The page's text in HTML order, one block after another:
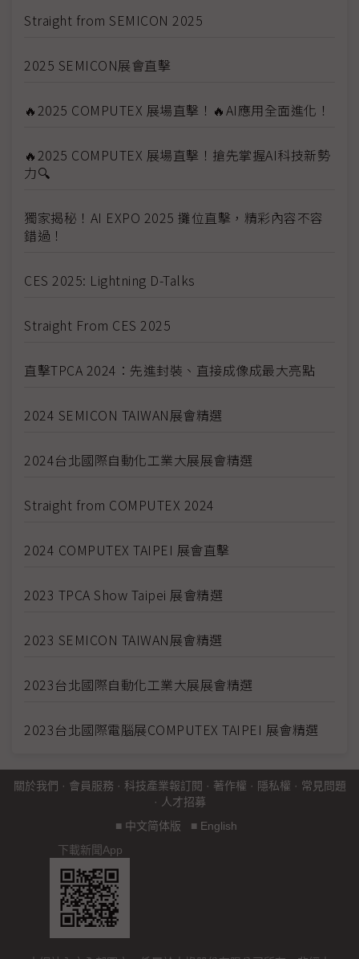
Straight from SEMICON 2025
2025 SEMICON展會直擊
🔥2025 COMPUTEX 展場直擊！🔥AI應用全面進化！
🔥2025 COMPUTEX 展場直擊！搶先掌握AI科技新勢
力🔍
獨家揭秘！AI EXPO 2025 攤位直擊，精彩內容不容
錯過！
CES 2025: Lightning D-Talks
Straight From CES 2025
直擊TPCA 2024：先進封裝、直接成像成最大亮點
2024 SEMICON TAIWAN展會精選
2024台北國際自動化工業大展展會精選
Straight from COMPUTEX 2024
2024 COMPUTEX TAIPEI 展會直擊
2023 TPCA Show Taipei 展會精選
2023 SEMICON TAIWAN展會精選
2023台北國際自動化工業大展展會精選
2023台北國際電腦展COMPUTEX TAIPEI 展會精選
關於我們 · 會員服務 · 科技產業報訂閱 · 著作權 · 隱私權 · 常見問題
· 人才招募
■ 中文简体版 ■ English
下載新聞App